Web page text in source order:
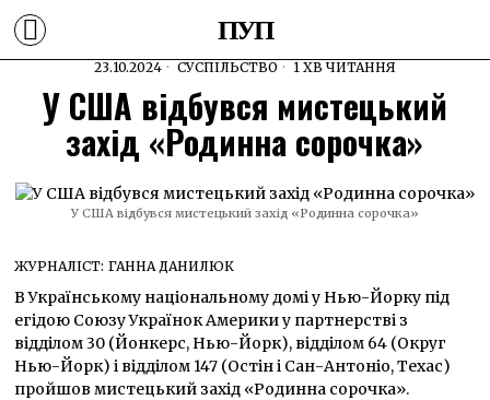
ПУП
23.10.2024 СУСПІЛЬСТВО 1 ХВ ЧИТАННЯ
У США відбувся мистецький
захід «Родинна сорочка»
У США відбувся мистецький захід «Родинна сорочка»
ЖУРНАЛІСТ: ГАННА ДАНИЛЮК
В Українському національному домі у Нью-Йорку під
егідою Союзу Українок Америки у партнерстві з
відділом 30 (Йонкерс, Нью-Йорк), відділом 64 (Округ
Нью-Йорк) і відділом 147 (Остін і Сан-Антоніо, Техас)
пройшов мистецький захід «Родинна сорочка».